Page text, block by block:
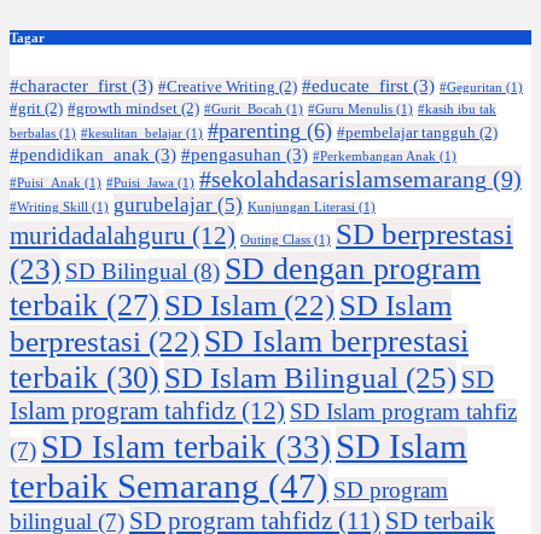
Tagar
#character_first (3) #Creative Writing (2) #educate_first (3) #Geguritan (1)
#grit (2) #growth mindset (2) #Gurit_Bocah (1) #Guru Menulis (1) #kasih ibu tak
berbalas (1) #kesulitan_belajar (1) #parenting (6) #pembelajar tangguh (2)
#pendidikan_anak (3) #pengasuhan (3) #Perkembangan Anak (1)
#Puisi_Anak (1) #Puisi_Jawa (1) #sekolahdasarislamsemarang (9)
#Writing Skill (1) gurubelajar (5) Kunjungan Literasi (1)
muridadalahguru (12) Outing Class (1) SD berprestasi
(23) SD Bilingual (8) SD dengan program
terbaik (27) SD Islam (22)SD Islam
berprestasi (22)SD Islam berprestasi
terbaik (30) SD Islam Bilingual (25) SD
Islam program tahfidz (12) SD Islam program tahfiz
(7) SD Islam terbaik (33) SD Islam
terbaik Semarang (47) SD program
bilingual (7) SD program tahfidz (11) SD terbaik